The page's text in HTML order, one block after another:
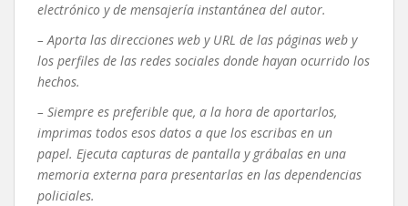
electrónico y de mensajería instantánea del autor.
– Aporta las direcciones web y URL de las páginas web y
los perfiles de las redes sociales donde hayan ocurrido los
hechos.
– Siempre es preferible que, a la hora de aportarlos,
imprimas todos esos datos a que los escribas en un
papel. Ejecuta capturas de pantalla y grábalas en una
memoria externa para presentarlas en las dependencias
policiales.